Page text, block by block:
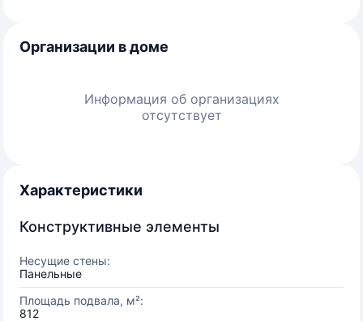
Организации в доме
Информация об организациях
отсутствует
Характеристики
Конструктивные элементы
Несущие стены:
Панельные
Площадь подвала, м²:
812